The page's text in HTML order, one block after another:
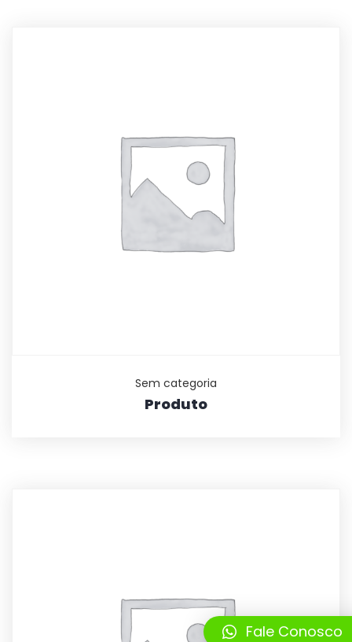
Sem categoria
Produto
Fale Conosco